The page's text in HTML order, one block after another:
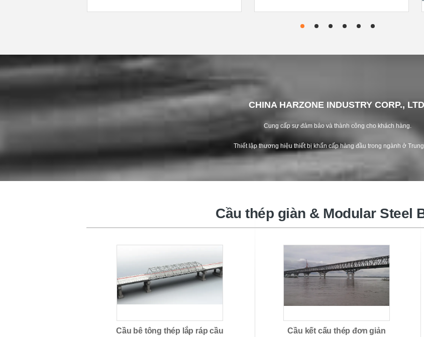
Cầu cơ giới Cầu phao quân sự
Nhà Modular thép Lưới đánh cá thương mại
CHINA HARZONE INDUSTRY CORP.,
Cung cấp sự đảm bảo và thành công cho khách hàng.
Thiết lập thương hiệu thiết bị khẩn cấp hàng đầu trong ngành ở
Cầu thép giàn & Modular Steel
Cầu bê tông thép lắp ráp cầu
Cầu kết cấu thép đơn giản